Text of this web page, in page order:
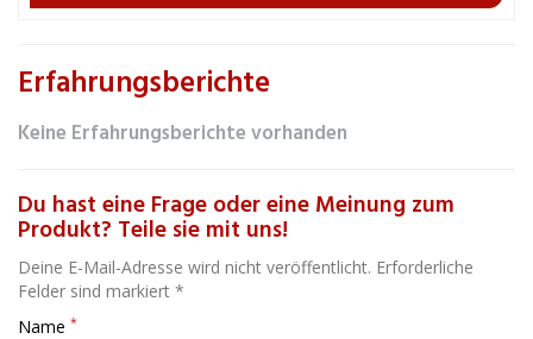
Erfahrungsberichte
Keine Erfahrungsberichte vorhanden
Du hast eine Frage oder eine Meinung zum
Produkt? Teile sie mit uns!
Deine E-Mail-Adresse wird nicht veröffentlicht. Erforderliche
Felder sind markiert *
Name *